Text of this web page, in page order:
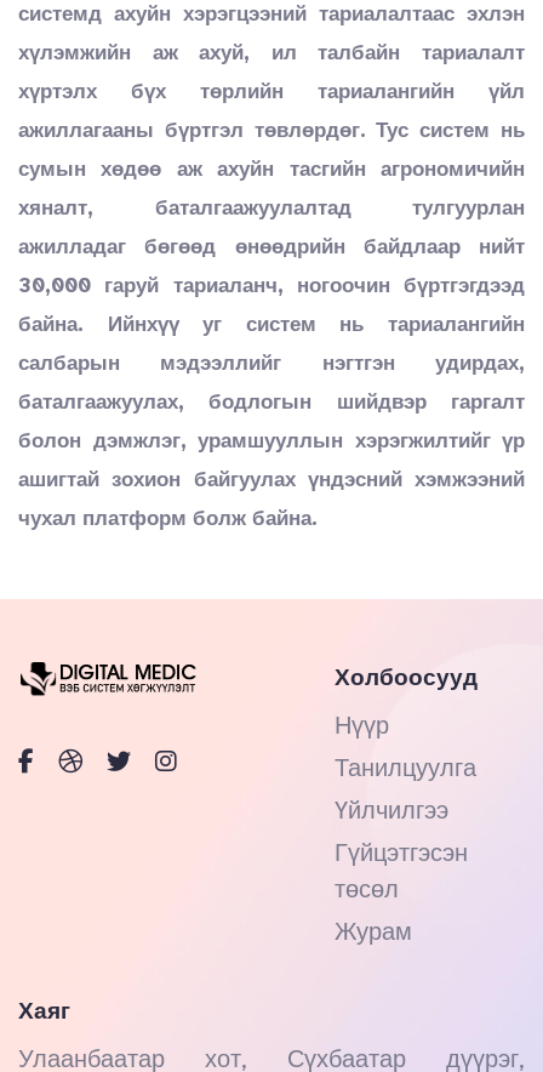
системд ахуйн хэрэгцээний тариалалтаас эхлэн
хүлэмжийн аж ахуй, ил талбайн тариалалт
хүртэлх бүх төрлийн тариалангийн үйл
ажиллагааны бүртгэл төвлөрдөг. Тус систем нь
сумын хөдөө аж ахуйн тасгийн агрономичийн
хяналт, баталгаажуулалтад тулгуурлан
ажилладаг бөгөөд өнөөдрийн байдлаар нийт
30,000 гаруй тариаланч, ногоочин бүртгэгдээд
байна. Ийнхүү уг систем нь тариалангийн
салбарын мэдээллийг нэгтгэн удирдах,
баталгаажуулах, бодлогын шийдвэр гаргалт
болон дэмжлэг, урамшууллын хэрэгжилтийг үр
ашигтай зохион байгуулах үндэсний хэмжээний
чухал платформ болж байна.
Холбоосууд
Нүүр
Танилцуулга
Үйлчилгээ
Гүйцэтгэсэн
төсөл
Журам
Хаяг
Улаанбаатар хот, Сүхбаатар дүүрэг,